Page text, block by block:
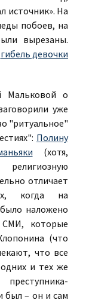
источник». На
побоев, на
вырезаны.
гибель девочки
Мальковой о
уже
"ритуальное"
Полину
(хотя,
отличает
когда на
наложено
которые
(что
что все
и тех же
был – он и сам